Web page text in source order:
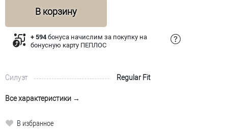
В корзину
+ 594бонуса начислим за покупку на
бонусную карту ПЕПЛОС
Силуэт Regular Fit
Все характеристики →
В избранное